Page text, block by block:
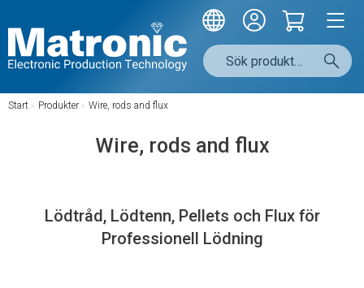
Start / Produkter / Wire, rods and flux
Wire, rods and flux
Lödtråd, Lödtenn, Pellets och Flux för
Professionell Lödning